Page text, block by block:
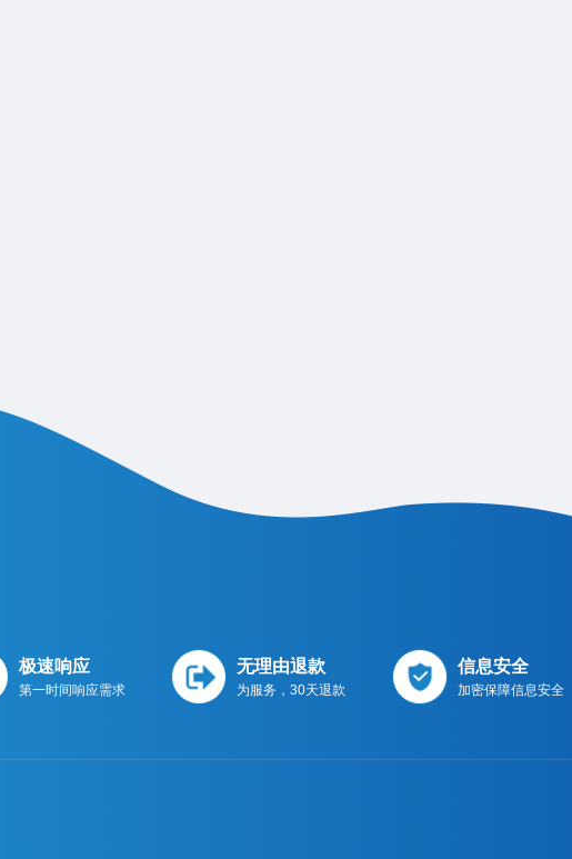
极速响应
第一时间响应需求
无理由退款
为服务，30天退款
信息安全
加密保障信息安全